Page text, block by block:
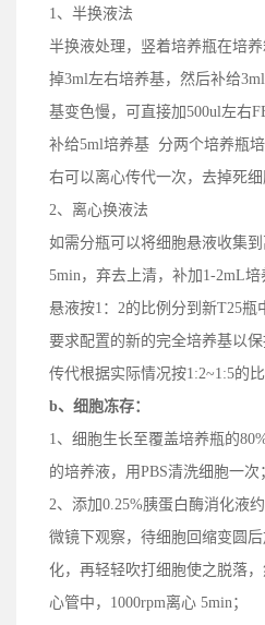
1、半换液法
半换液处理，竖着培养瓶在培
掉3ml左右培养基，然后补给
基变色慢，可直接加500ul左右
补给5ml培养基 分两个培养瓶
右可以离心传代一次，去掉死细
2、离心换液法
如需分瓶可以将细胞悬液收集
5min，弃去上清，补加1-2mL
悬液按1：2的比例分到新T25瓶
要求配置的新的完全培养基以
传代根据实际情况按1:2~1:5的比
b、 细胞冻存：
1、细胞生长至覆盖培养瓶的
的培养液，用PBS清洗细胞一次
2、添加0.25%胰蛋白酶消化液
微镜下观察，待细胞回缩变圆
化，再轻轻吹打细胞使之脱落
心管中，1000rpm离心 5min；